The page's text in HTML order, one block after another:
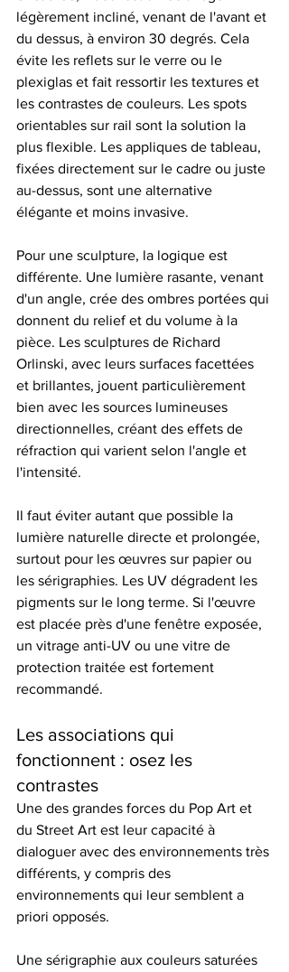
légèrement incliné, venant de l'avant et
du dessus, à environ 30 degrés. Cela
évite les reflets sur le verre ou le
plexiglas et fait ressortir les textures et
les contrastes de couleurs. Les spots
orientables sur rail sont la solution la
plus flexible. Les appliques de tableau,
fixées directement sur le cadre ou juste
au-dessus, sont une alternative
élégante et moins invasive.
Pour une sculpture, la logique est
différente. Une lumière rasante, venant
d'un angle, crée des ombres portées qui
donnent du relief et du volume à la
pièce. Les sculptures de Richard
Orlinski, avec leurs surfaces facettées
et brillantes, jouent particulièrement
bien avec les sources lumineuses
directionnelles, créant des effets de
réfraction qui varient selon l'angle et
l'intensité.
Il faut éviter autant que possible la
lumière naturelle directe et prolongée,
surtout pour les œuvres sur papier ou
les sérigraphies. Les UV dégradent les
pigments sur le long terme. Si l'œuvre
est placée près d'une fenêtre exposée,
un vitrage anti-UV ou une vitre de
protection traitée est fortement
recommandé.
Les associations qui
fonctionnent : osez les
contrastes
Une des grandes forces du Pop Art et
du Street Art est leur capacité à
dialoguer avec des environnements très
différents, y compris des
environnements qui leur semblent a
priori opposés.
Une sérigraphie aux couleurs saturées